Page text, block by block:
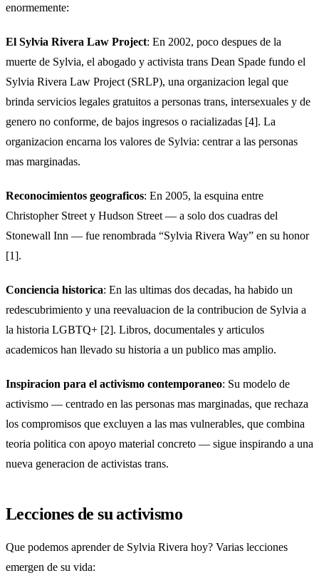
enormemente:
El Sylvia Rivera Law Project: En 2002, poco despues de la
muerte de Sylvia, el abogado y activista trans Dean Spade fundo el
Sylvia Rivera Law Project (SRLP), una organizacion legal que
brinda servicios legales gratuitos a personas trans, intersexuales y de
genero no conforme, de bajos ingresos o racializadas [4]. La
organizacion encarna los valores de Sylvia: centrar a las personas
mas marginadas.
Reconocimientos geograficos: En 2005, la esquina entre
Christopher Street y Hudson Street — a solo dos cuadras del
Stonewall Inn — fue renombrada “Sylvia Rivera Way” en su honor
[1].
Conciencia historica: En las ultimas dos decadas, ha habido un
redescubrimiento y una reevaluacion de la contribucion de Sylvia a
la historia LGBTQ+ [2]. Libros, documentales y articulos
academicos han llevado su historia a un publico mas amplio.
Inspiracion para el activismo contemporaneo: Su modelo de
activismo — centrado en las personas mas marginadas, que rechaza
los compromisos que excluyen a las mas vulnerables, que combina
teoria politica con apoyo material concreto — sigue inspirando a una
nueva generacion de activistas trans.
Lecciones de su activismo
Que podemos aprender de Sylvia Rivera hoy? Varias lecciones
emergen de su vida: